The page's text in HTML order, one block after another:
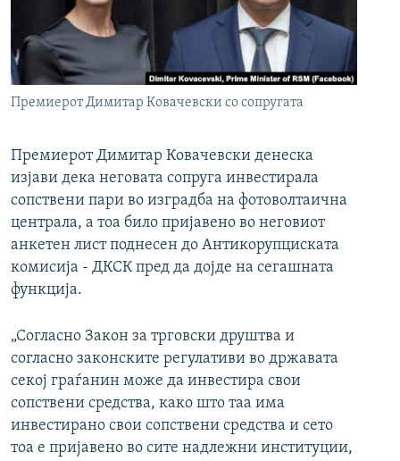
РСЕ веб страници
Премиерот Димитар Ковачевски со сопругата
Премиерот Димитар Ковачевски денеска
изјави дека неговата сопруга инвестирала
сопствени пари во изградба на фотоволтаична
централа, а тоа било пријавено во неговиот
анкетен лист поднесен до Антикорупциската
комисија - ДКСК пред да дојде на сегашната
функција.
„Согласно Закон за трговски друштва и
согласно законските регулативи во државата
секој граѓанин може да инвестира свои
сопствени средства, како што таа има
инвестирано свои сопствени средства и сето
тоа е пријавено во сите надлежни институции,